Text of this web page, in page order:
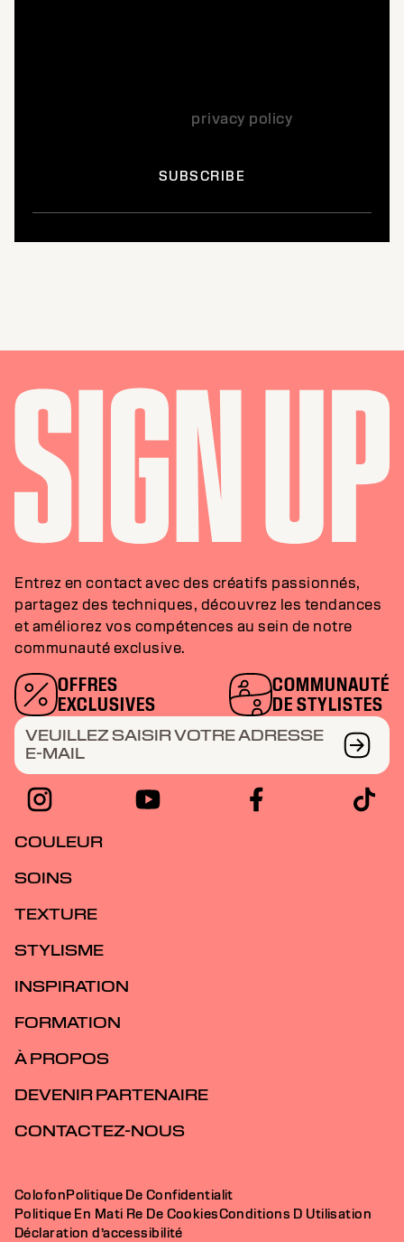
privacy policy
Entrez en contact avec des créatifs passionnés,
partagez des techniques, découvrez les tendances
et améliorez vos compétences au sein de notre
communauté exclusive.
OFFRES
EXCLUSIVES
COMMUNAUTÉ
DE STYLISTES
VEUILLEZ SAISIR VOTRE ADRESSE
E-MAIL
COULEUR
SOINS
TEXTURE
STYLISME
INSPIRATION
FORMATION
À PROPOS
DEVENIR PARTENAIRE
CONTACTEZ-NOUS
ColofonPolitique De Confidentialit
Politique En Mati Re De CookiesConditions D Utilisation
Déclaration d’accessibilité